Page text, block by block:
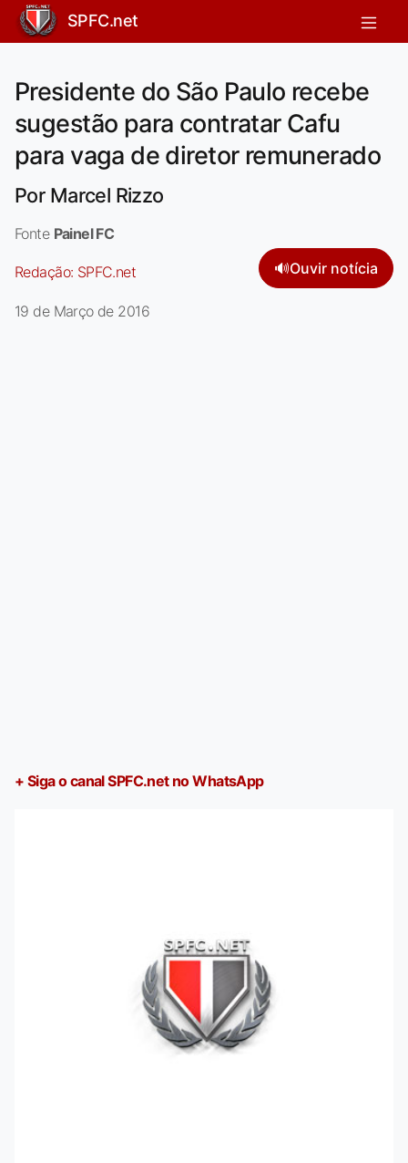
SPFC.net
Presidente do São Paulo recebe
sugestão para contratar Cafu
para vaga de diretor remunerado
Por Marcel Rizzo
Fonte Painel FC
Redação: SPFC.net 🔊Ouvir notícia
19 de Março de 2016
+ Siga o canal SPFC.net no WhatsApp